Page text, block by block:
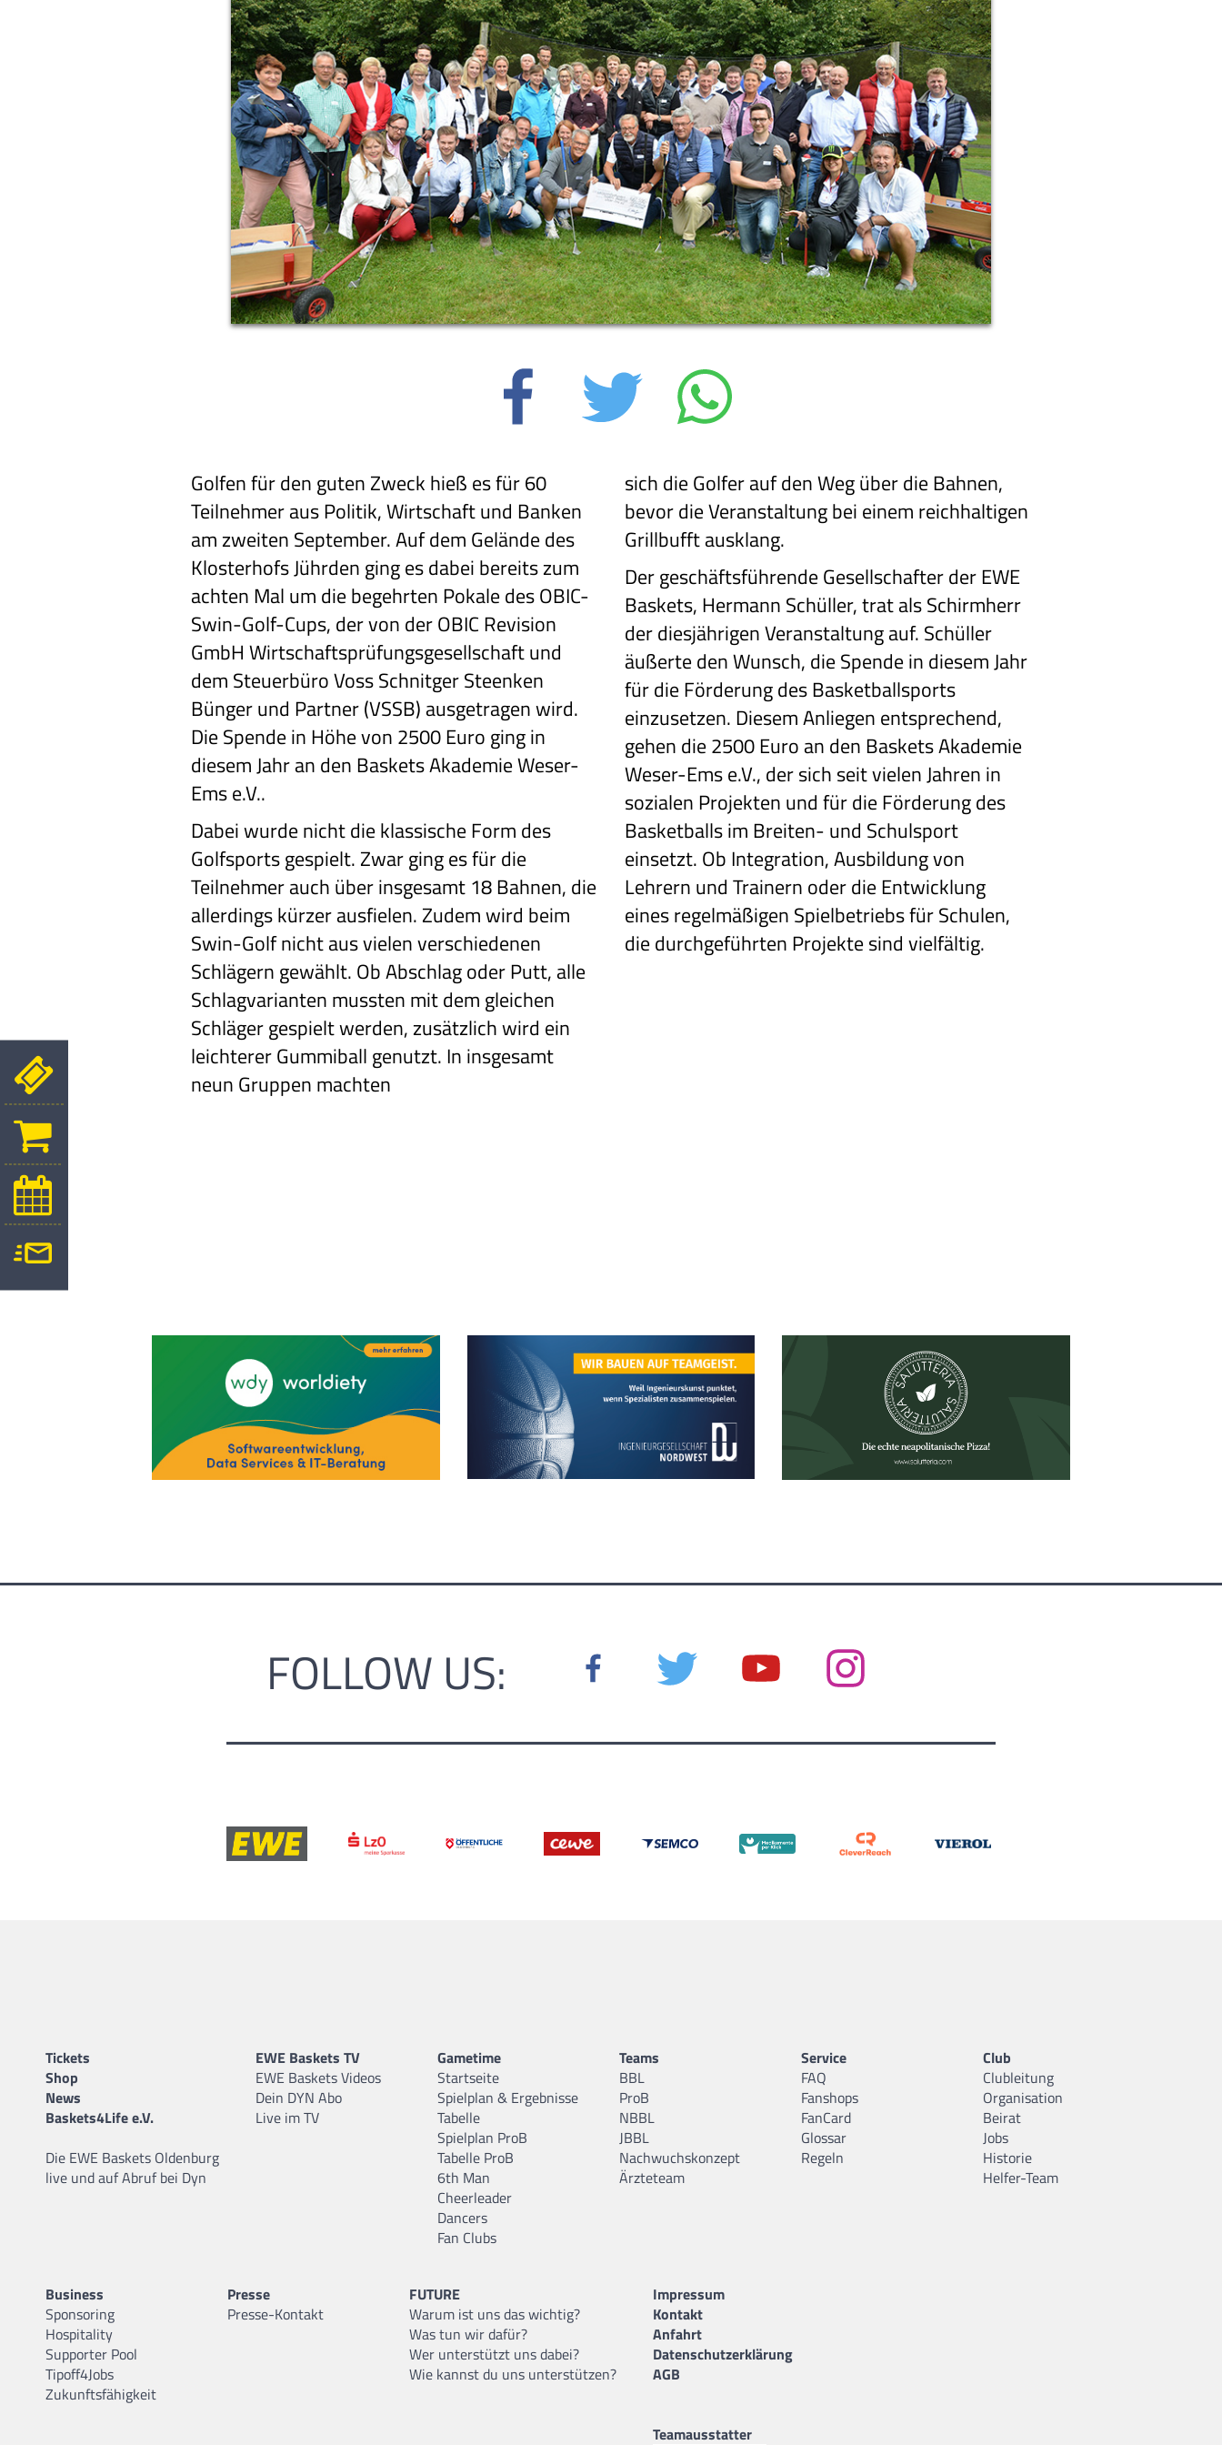
Golfen für den guten Zweck hieß es für 60
Teilnehmer aus Politik, Wirtschaft und Banken
am zweiten September. Auf dem Gelände des
Klosterhofs Jührden ging es dabei bereits zum
achten Mal um die begehrten Pokale des OBIC-
Swin-Golf-Cups, der von der OBIC Revision
GmbH Wirtschaftsprüfungsgesellschaft und
dem Steuerbüro Voss Schnitger Steenken
Bünger und Partner (VSSB) ausgetragen wird.
Die Spende in Höhe von 2500 Euro ging in
diesem Jahr an den Baskets Akademie Weser-
Ems e.V..
Dabei wurde nicht die klassische Form des
Golfsports gespielt. Zwar ginges für die
Teilnehmer auch über insgesamt 18 Bahnen, die
allerdings kürzerausfielen. Zudem wird beim
Swin-Golfnicht aus vielen verschiedenen
Schlägern gewählt. Ob Abschlag oder Putt, alle
Schlagvarianten mussten mit dem gleichen
Schläger gespielt werden, zusätzlichwird ein
leichterer Gummiball genutzt. In insgesamt
neun Gruppen machten
sich die Golfer auf den Weg über die Bahnen,
bevor die Veranstaltung bei einem reichhaltigen
Grillbufft ausklang.
Der geschäftsführende Gesellschafter der EWE
Baskets, Hermann Schüller, trat als Schirmherr
der diesjährigen Veranstaltung auf. Schüller
äußerte den Wunsch, die Spende in diesem Jahr
für die Förderung des Basketballsports
einzusetzen. Diesem Anliegen entsprechend,
gehen die 2500 Euro an den Baskets Akademie
Weser-Ems e.V., der sich seit vielen Jahren in
sozialen Projekten und für die Förderung des
Basketballs im Breiten- und Schulsport
einsetzt. Ob Integration, Ausbildung von
Lehrern und Trainern oder die Entwicklung
eines regelmäßigen Spielbetriebs für Schulen,
die durchgeführten Projekte sind vielfältig.
FOLLOW US:
Tickets
Shop
News
Baskets4Life e.V.
Die EWE Baskets Oldenburg
live und auf Abruf bei Dyn
EWE Baskets TV
EWE Baskets Videos
Dein DYN Abo
Live im TV
Gametime
Startseite
Spielplan & Ergebnisse
Tabelle
Spielplan ProB
Tabelle ProB
6th Man
Cheerleader
Dancers
Fan Clubs
Teams
BBL
ProB
NBBL
JBBL
Nachwuchskonzept
Ärzteteam
Service
FAQ
Fanshops
FanCard
Glossar
Regeln
Club
Clubleitung
Organisation
Beirat
Jobs
Historie
Helfer-Team
Business
Sponsoring
Hospitality
Supporter Pool
Tipoff4Jobs
Zukunftsfähigkeit
Presse
Presse-Kontakt
FUTURE
Warum ist uns das wichtig?
Was tun wir dafür?
Wer unterstützt uns dabei?
Wie kannst du uns unterstützen?
Impressum
Kontakt
Anfahrt
Datenschutzerklärung
AGB
Teamausstatter